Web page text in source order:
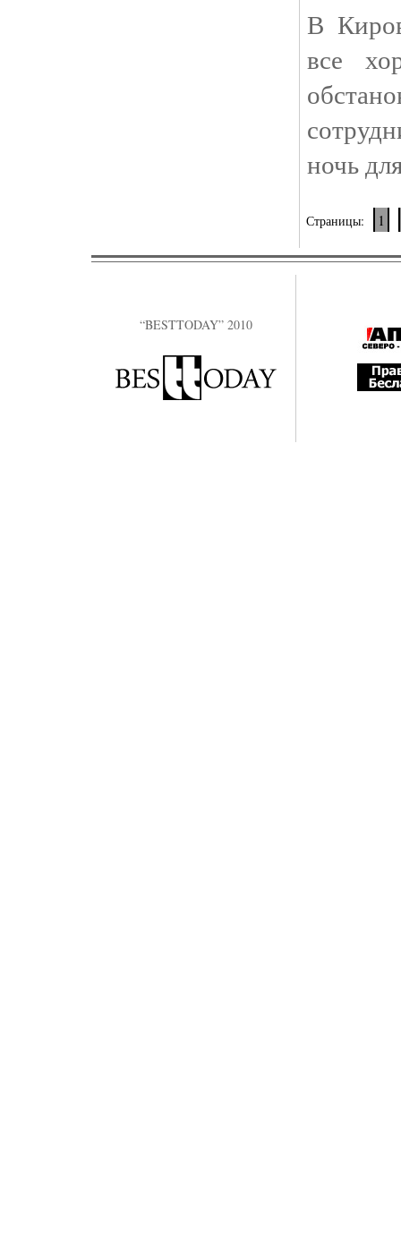
В
все
ночь
Страницы: 1
“BESTTODAY” 2010